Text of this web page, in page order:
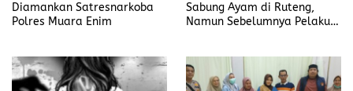
Diamankan Satresnarkoba
Polres Muara Enim
Sabung Ayam di Ruteng,
Namun Sebelumnya Pelaku